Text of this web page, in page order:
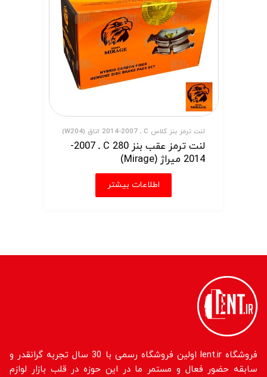
لنت ترمز بنز کلاس C ـ 2007-2014 اتاق (W204)
لنت ترمز عقب بنز C 280 ـ 2007-
2014 میراژ (Mirage)
اطلاعات بیشتر
فروشگاه lent.ir اولین فروشگاه رسمی با 30 سال تجربه گرانقدر و
سابقه حضور فعال و مستمر ما در این حوزه در قلب بازار لوازم